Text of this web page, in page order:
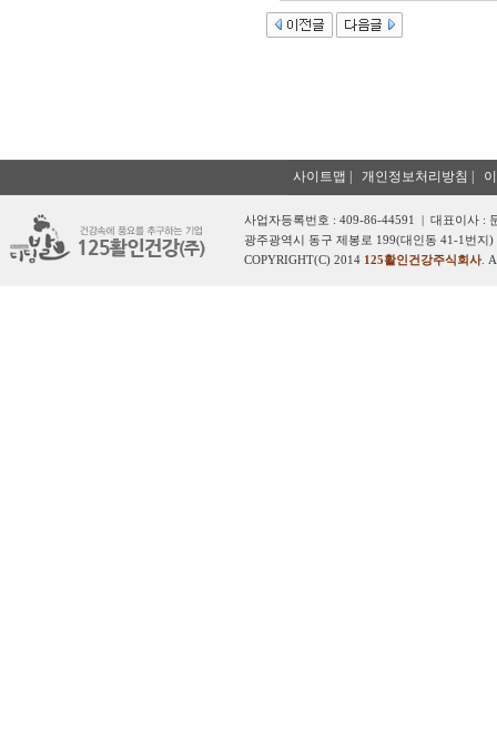
사이트맵 개인정보처리방침
사업자등록번호 : 409-86-44591 | 대표이사 :
광주광역시 동구 제봉로 199(대인동 41-1번지
COPYRIGHT(C) 2014 125활인건강주식회사.